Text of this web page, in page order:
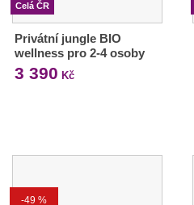
Celá ČR
Privátní jungle BIO
wellness pro 2-4 osoby
3 390 Kč
-49 %